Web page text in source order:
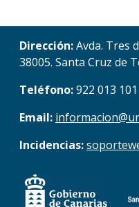
Dirección:Avda. Tres
38005. Santa Cruz de
Teléfono:922 013 101
Email:
Incidencias: